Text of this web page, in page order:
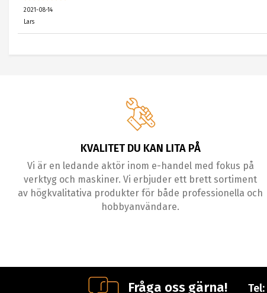
2021-08-14
Lars
KVALITET DU KAN LITA PÅ
Vi är en ledande aktör inom e-handel med fokus på
verktyg och maskiner. Vi erbjuder ett brett sortiment
av högkvalitativa produkter för både professionella och
hobbyanvändare.
Fråga oss gärna! Tel: